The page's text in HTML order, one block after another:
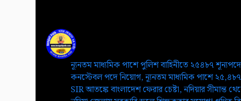
ন্যূনতম মাধ্যমিক পাশে পুলিশ বাহিনীতে ২৫৪৮৭
কনস্টেবল পদে নিয়োগ, ন্যূনতম মাধ্যমিক পাশে
SIR আতঙ্কে বাংলাদেশ ফেরার চেষ্টা, নদিয়ার সীমান্ত